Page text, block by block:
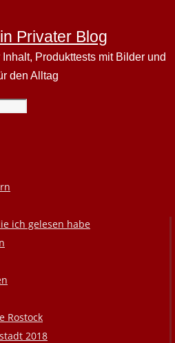
Privater Blog
Produkttests mit Bilder und
den Alltag
ich gelesen habe
Rostock
2018